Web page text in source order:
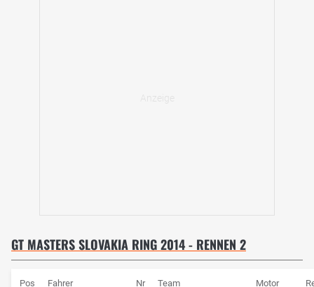
GT MASTERS SLOVAKIA RING 2014 - RENNEN 2
Pos Fahrer Nr Team Motor